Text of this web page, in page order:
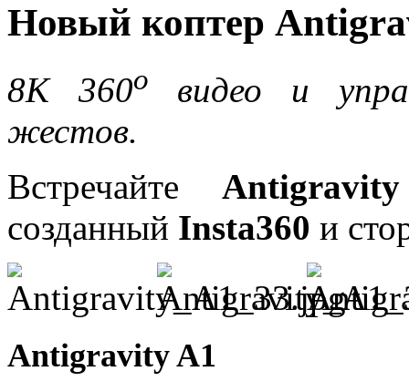
Новый коптер
8K 360о
видео и
жестов.
Встречайте Antigravity
созданный Insta360 и
Antigravity A1